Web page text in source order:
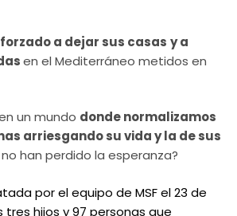
a dejar sus casas y a
en el Mediterráneo metidos en
un mundo donde normalizamos
arriesgando su vida y la de sus
han perdido la esperanza?